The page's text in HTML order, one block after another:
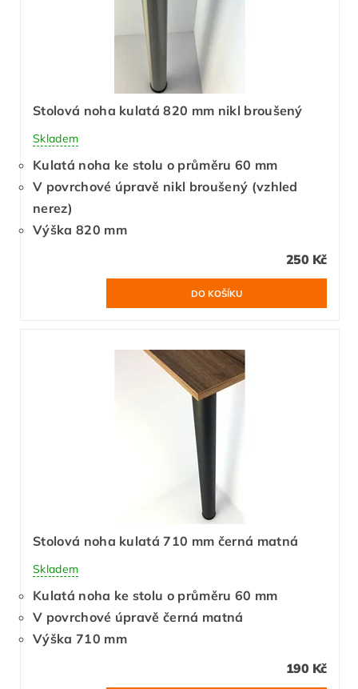
Stolová noha kulatá 820 mm nikl broušený
Skladem
Kulatá noha ke stolu o průměru 60 mm
V povrchové úpravě nikl broušený (vzhled
nerez)
Výška 820 mm
250 Kč
Stolová noha kulatá 710 mm černá matná
Skladem
Kulatá noha ke stolu o průměru 60 mm
V povrchové úpravě černá matná
Výška 710 mm
190 Kč